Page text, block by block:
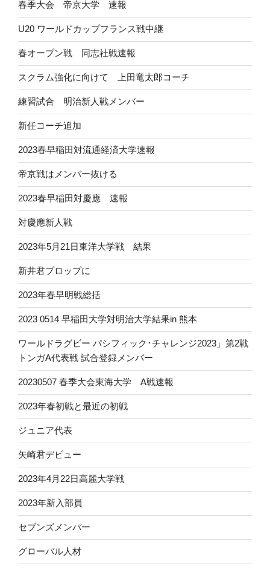
春季大会 帝京大学 速報
U20 ワールドカップフランス戦中継
春オープン戦 同志社戦速報
スクラム強化に向けて 上田竜太郎コーチ
練習試合 明治新人戦メンバー
新任コーチ追加
2023春早稲田対流通経済大学速報
帝京戦はメンバー抜ける
2023春早稲田対慶應 速報
対慶應新人戦
2023年5月21日東洋大学戦 結果
新井君プロップに
2023年春早明戦総括
2023 0514 早稲田大学対明治大学結果in 熊本
ワールドラグビー パシフィック･チャレンジ2023」第2戦
トンガA代表戦 試合登録メンバー
20230507 春季大会東海大学 A戦速報
2023年春初戦と最近の初戦
ジュニア代表
矢崎君デビュー
2023年4月22日高麗大学戦
2023年新入部員
セブンズメンバー
グローバル人材